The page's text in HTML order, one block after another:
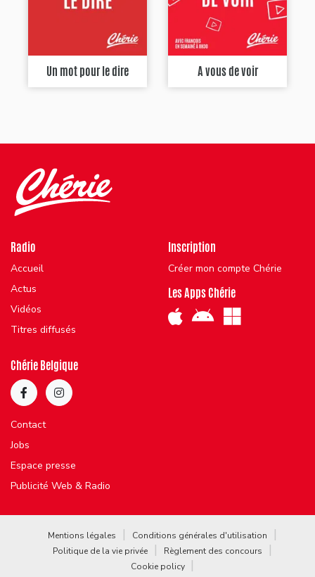
Un mot pour le dire A vous de voir
Radio
Accueil
Actus
Vidéos
Titres diffusés
Inscription
Créer mon compte Chérie
Les Apps Chérie
Chérie Belgique
Contact
Jobs
Espace presse
Publicité Web & Radio
Mentions légales
Conditions générales d'utilisation
Politique de la vie privée
Règlement des concours
Cookie policy